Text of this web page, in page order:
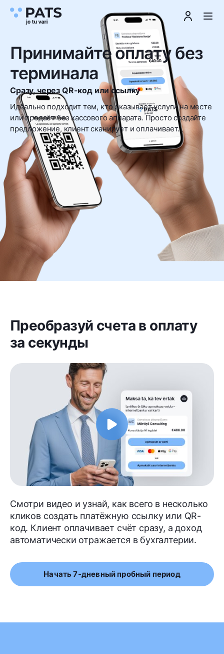
Принимайте оплату без
терминала
Сразу, через QR-код или ссылку
Идеально подходит тем, кто оказывает услуги на месте
или продаёт без кассового аппарата. Просто создайте
предложение, клиент сканирует и оплачивает.
Преобразуй счета в оплату
за секунды
Смотри видео и узнай, как всего в несколько
кликов создать платёжную ссылку или QR-
код. Клиент оплачивает счёт сразу, а доход
автоматически отражается в бухгалтерии.
Начать 7-дневный пробный период